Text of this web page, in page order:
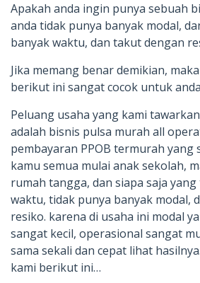
Apakah anda ingin punya sebuah
anda tidak punya banyak modal,
banyak waktu, dan takut dengan
Jika memang benar demikian,
berikut ini sangat cocok untuk
Peluang usaha yang kami
adalah bisnis pulsa murah all
pembayaran PPOB termurah yang
kamu semua mulai anak sekolah,
rumah tangga, dan siapa saja
waktu, tidak punya banyak modal,
resiko. karena di usaha ini modal
sangat kecil, operasional sangat
sama sekali dan cepat lihat
kami berikut ini…